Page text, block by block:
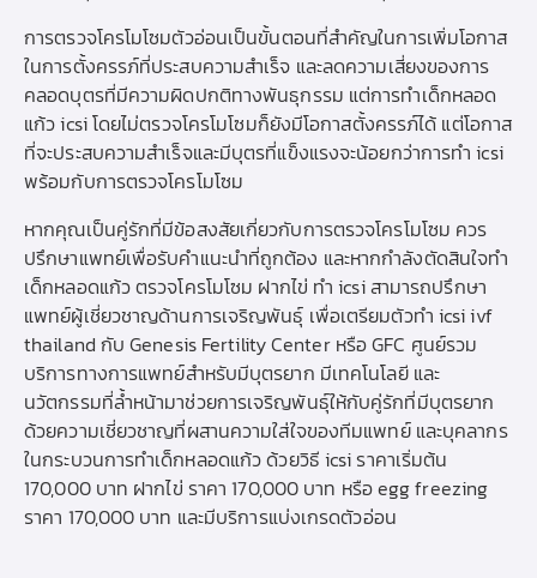
การตรวจโครโมโซมตัวอ่อนเป็นขั้นตอนที่สำคัญในการเพิ่มโอกาส
ในการตั้งครรภ์ที่ประสบความสำเร็จ และลดความเสี่ยงของการ
คลอดบุตรที่มีความผิดปกติทางพันธุกรรม แต่การทำเด็กหลอด
แก้ว icsi โดยไม่ตรวจโครโมโซมก็ยังมีโอกาสตั้งครรภ์ได้ แต่โอกาส
ที่จะประสบความสำเร็จและมีบุตรที่แข็งแรงจะน้อยกว่าการทำ icsi
พร้อมกับการตรวจโครโมโซม
หากคุณเป็นคู่รักที่มีข้อสงสัยเกี่ยวกับการตรวจโครโมโซม ควร
ปรึกษาแพทย์เพื่อรับคำแนะนำที่ถูกต้อง และหากกำลังตัดสินใจทำ
เด็กหลอดแก้ว ตรวจโครโมโซม ฝากไข่ ทำ icsi สามารถปรึกษา
แพทย์ผู้เชี่ยวชาญด้านการเจริญพันธุ์ เพื่อเตรียมตัวทํา icsi ivf
thailand กับ Genesis Fertility Center หรือ GFC ศูนย์รวม
บริการทางการแพทย์สำหรับมีบุตรยาก มีเทคโนโลยี และ
นวัตกรรมที่ล้ำหน้ามาช่วยการเจริญพันธ์ุให้กับคู่รักที่มีบุตรยาก
ด้วยความเชี่ยวชาญที่ผสานความใส่ใจของทีมแพทย์ และบุคลากร
ในกระบวนการทำเด็กหลอดแก้ว ด้วยวิธี icsi ราคาเริ่มต้น
170,000 บาท ฝากไข่ ราคา 170,000 บาท หรือ egg freezing
ราคา 170,000 บาท และมีบริการแบ่งเกรดตัวอ่อน